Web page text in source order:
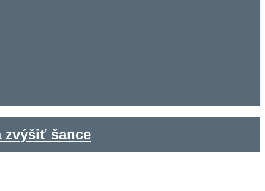
zvýšiť šance